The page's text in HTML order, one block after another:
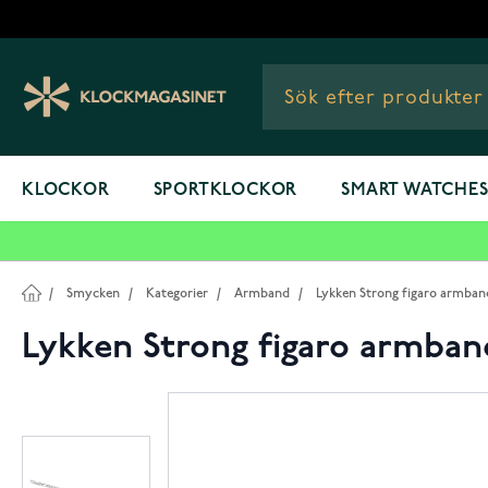
KLOCKOR SPORTKLOCKOR SMART WATCHES
/ Smycken / Kategorier / Armband / Lykken Strong figaro
Lykken Strong figaro